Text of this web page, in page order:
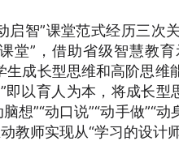
启智”课堂范式经历三
堂”，借助省级智慧教
生成长型思维和高阶思维
即以育人为本，将成长
想”“动口说”“动手做”“
教师实现从“学习的设计